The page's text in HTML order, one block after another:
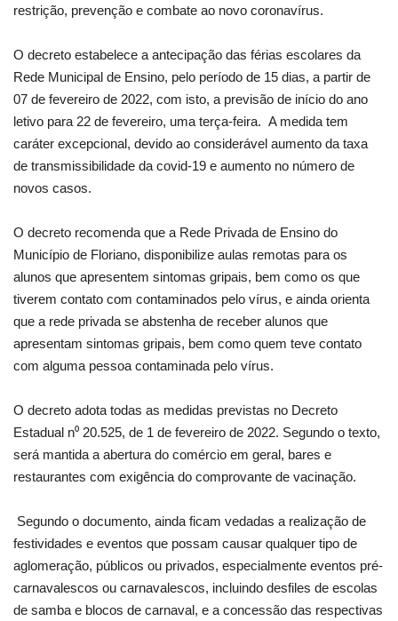
restrição, prevenção e combate ao novo coronavírus.
O decreto estabelece a antecipação das férias escolares da
Rede Municipal de Ensino, pelo período de 15 dias, a partir de
07 de fevereiro de 2022, com isto, a previsão de início do ano
letivo para 22 de fevereiro, uma terça-feira. A medida tem
caráter excepcional, devido ao considerável aumento da taxa
de transmissibilidade da covid-19 e aumento no número de
novos casos.
O decreto recomenda que a Rede Privada de Ensino do
Município de Floriano, disponibilize aulas remotas para os
alunos que apresentem sintomas gripais, bem como os que
tiverem contato com contaminados pelo vírus, e ainda orienta
que a rede privada se abstenha de receber alunos que
apresentam sintomas gripais, bem como quem teve contato
com alguma pessoa contaminada pelo vírus.
O decreto adota todas as medidas previstas no Decreto
Estadual n⁰ 20.525, de 1 de fevereiro de 2022. Segundo o texto,
será mantida a abertura do comércio em geral, bares e
restaurantes com exigência do comprovante de vacinação.
Segundo o documento, ainda ficam vedadas a realização de
festividades e eventos que possam causar qualquer tipo de
aglomeração, públicos ou privados, especialmente eventos pré-
carnavalescos ou carnavalescos, incluindo desfiles de escolas
de samba e blocos de carnaval, e a concessão das respectivas